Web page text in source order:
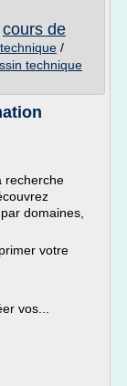
cours de
/
technique
recherche
domaines,
votre
vos...